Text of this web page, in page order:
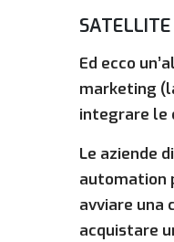
SATELLITE
Ed ecco
marketing
integrare le
Le aziende
automation
avviare una
acquistare